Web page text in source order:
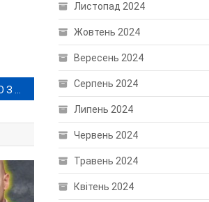
Листопад 2024
Жовтень 2024
Вересень 2024
Серпень 2024
Липень 2024
Червень 2024
Травень 2024
Квітень 2024